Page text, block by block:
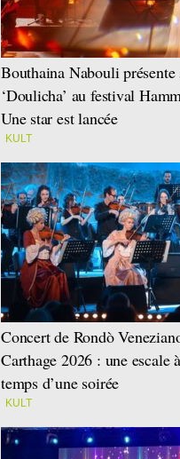
Bouthaina Nabouli présente
‘Doulicha’ au festival
Une star est lancée
KULT
Concert de Rondò
Carthage 2026 : une escale
temps d’une soirée
KULT